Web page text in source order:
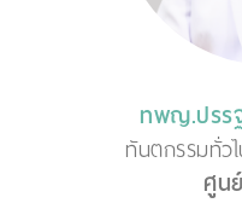
ทพญ.ปร
ทันตกรรมทั่ว
ศูน